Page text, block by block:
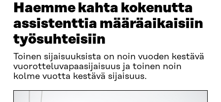
Haemme kahta kokenutta
assistenttia määräaikaisiin
työsuhteisiin
Toinen sijaisuuksista on noin vuoden kestävä
vuorotteluvapaasijaisuus ja toinen noin
kolme vuotta kestävä sijaisuus.